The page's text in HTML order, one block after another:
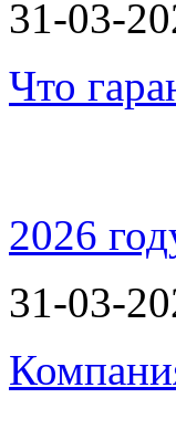
31-03-
Что
2026
31-03-